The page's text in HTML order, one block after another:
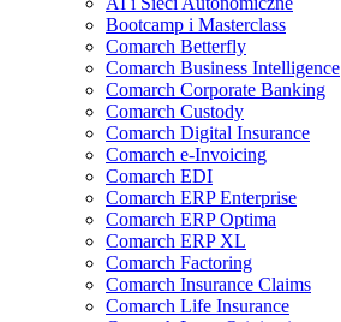
Bootcamp i Masterclass
Comarch Betterfly
Comarch Business Intelligence
Comarch Corporate Banking
Comarch Custody
Comarch Digital Insurance
Comarch e-Invoicing
Comarch EDI
Comarch ERP Enterprise
Comarch ERP Optima
Comarch ERP XL
Comarch Factoring
Comarch Insurance Claims
Comarch Life Insurance